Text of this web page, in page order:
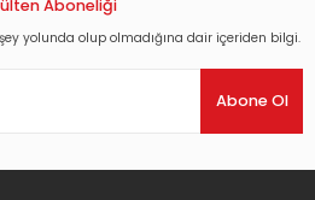
bilgiler bulunuyor.
Aboneliği
yolunda olup olmadığına dair içeriden bilgi.
Abone Ol